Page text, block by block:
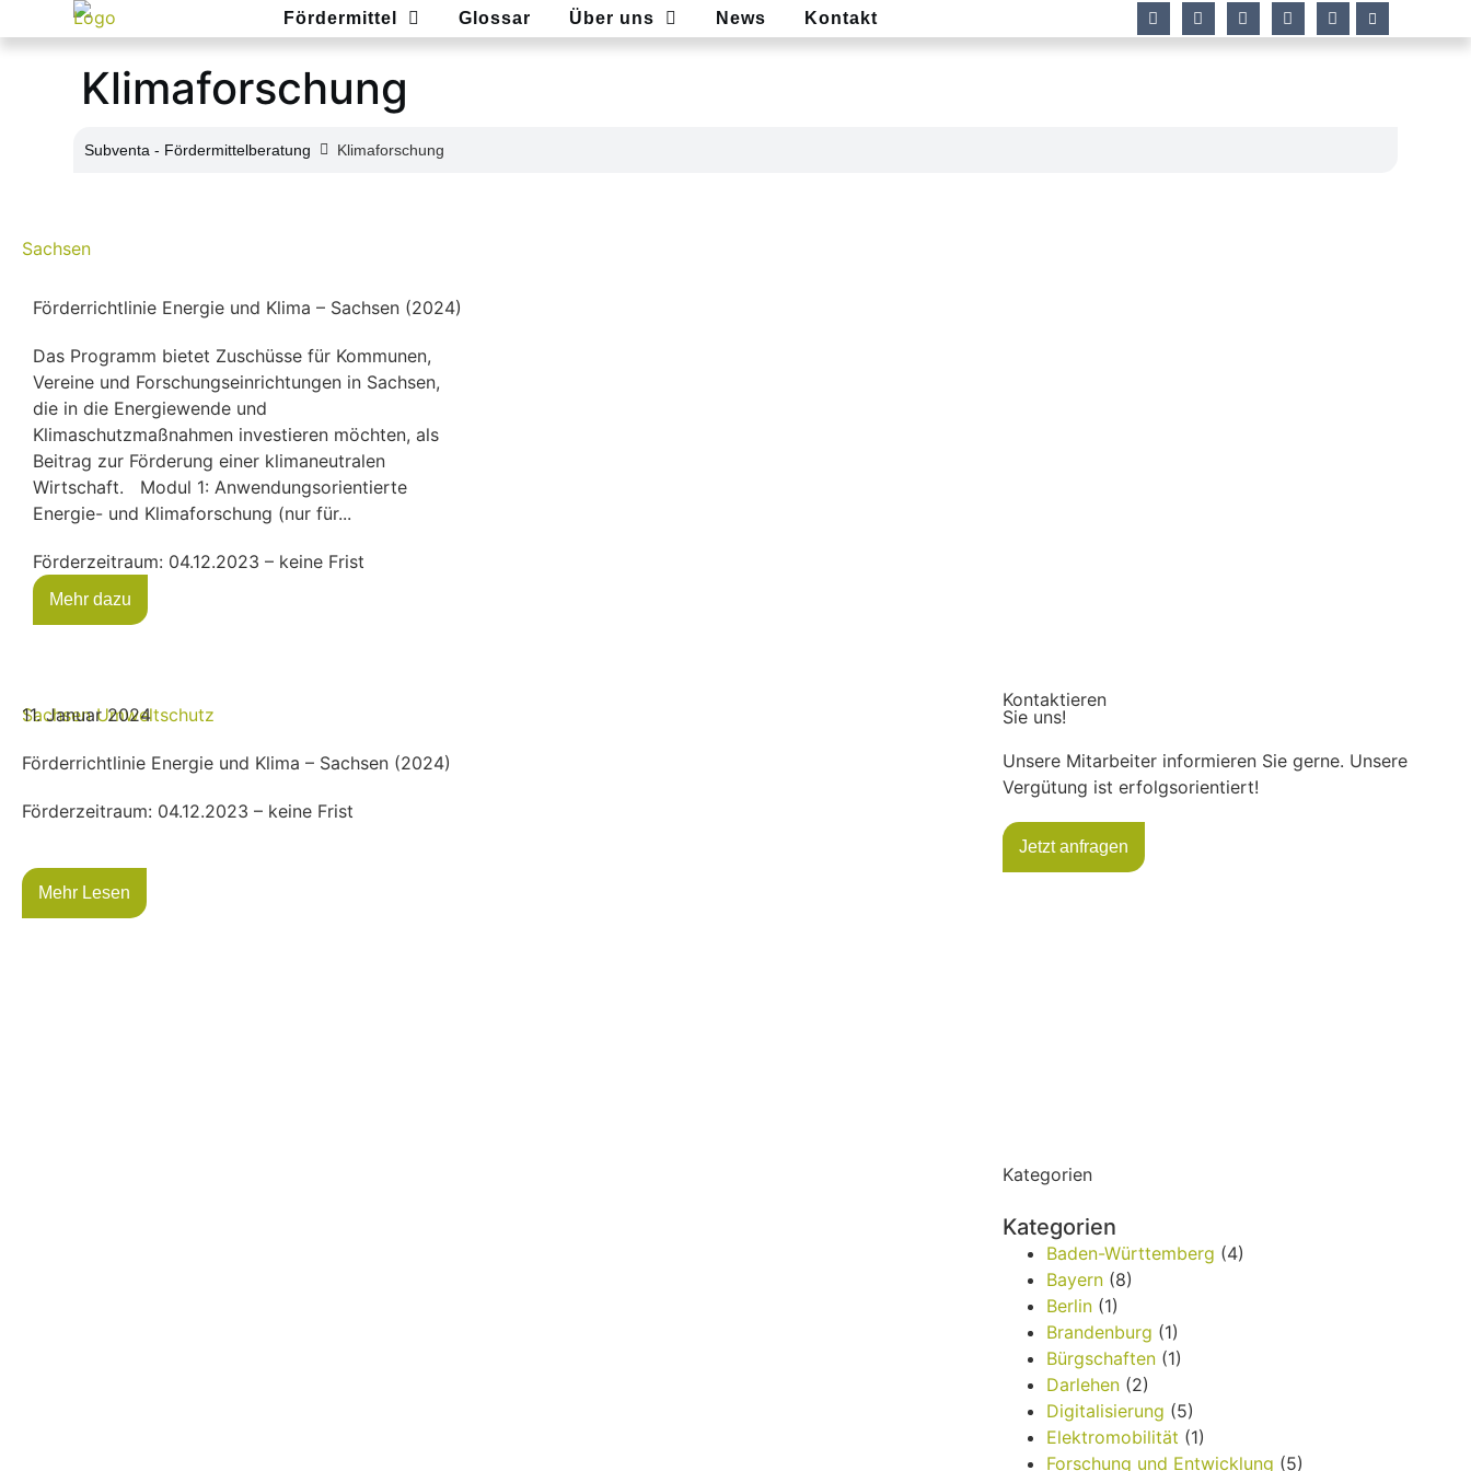
Fördermittel Glossar Über uns News Kontakt
Klimaforschung
Subventa ‐ Fördermittelberatung Klimaforschung
Sachsen
Förderrichtlinie Energie und Klima – Sachsen (2024)
Das Programm bietet Zuschüsse für Kommunen,
Vereine und Forschungseinrichtungen in Sachsen,
die in die Energiewende und
Klimaschutzmaßnahmen investieren möchten, als
Beitrag zur Förderung einer klimaneutralen
Wirtschaft. Modul 1: Anwendungsorientierte
Energie- und Klimaforschung (nur für...
Förderzeitraum: 04.12.2023 – keine Frist
Mehr dazu
Sachsen Umweltschutz
11. Januar 2024
Förderrichtlinie Energie und Klima – Sachsen (2024)
Förderzeitraum: 04.12.2023 – keine Frist
Mehr Lesen
Kontaktieren
Sie uns!
Unsere Mitarbeiter informieren Sie gerne. Unsere
Vergütung ist erfolgsorientiert!
Jetzt anfragen
Kategorien
Kategorien
Baden-Württemberg (4)
Bayern(8)
Berlin(1)
Brandenburg (1)
Bürgschaften(1)
Darlehen(2)
Digitalisierung (5)
Elektromobilität (1)
Forschung und Entwicklung (5)